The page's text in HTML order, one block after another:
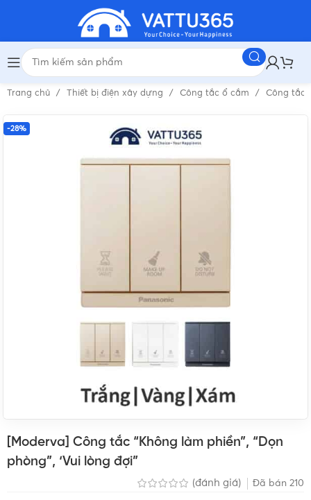
Trang chủ Thiết bị điện xây dựng Công tắc ổ cắm Công tắc
-28%
[Moderva] Công tắc “Không làm phiền”, “Dọn
phòng”, ‘Vui lòng đợi”
(đánh giá) Đã bán 210